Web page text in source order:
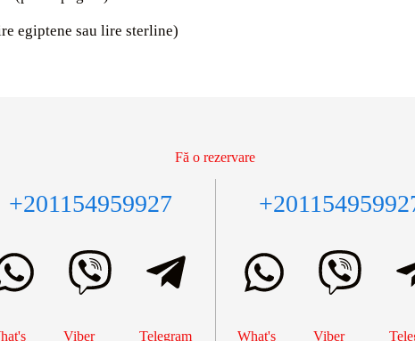
egiptene sau lire sterline)
Fă o rezervare
+201154959927
Viber Telegram What's Viber